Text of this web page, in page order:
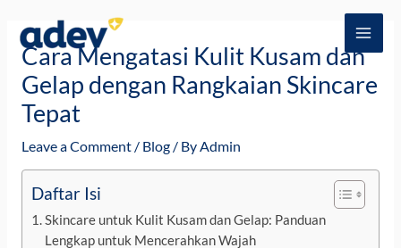
content
Cara Mengatasi Kulit Kusam dan
Gelap dengan Rangkaian Skincare
Tepat
Leave a Comment / Blog/ By Admin
Daftar Isi
Skincare untuk Kulit Kusam dan Gelap: Panduan
Lengkap untuk Mencerahkan Wajah
navigation